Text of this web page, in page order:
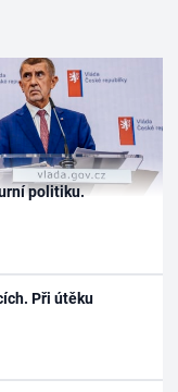
politiku.
Při útěku